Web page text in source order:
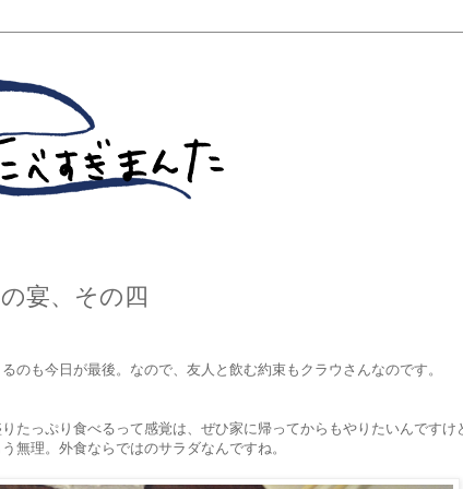
宴、その四
のも今日が最後。なので、友人と飲む約束もクラウさんなのです。
たっぷり食べるって感覚は、ぜひ家に帰ってからもやりたいんですけ
無理。外食ならではのサラダなんですね。